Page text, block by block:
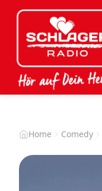
Home Comedy